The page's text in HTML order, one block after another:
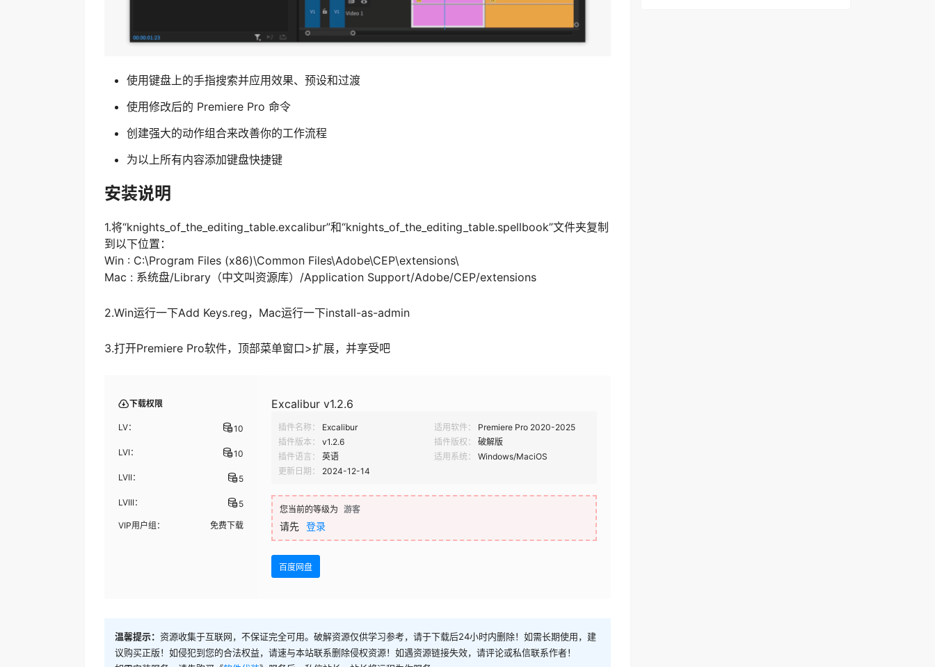
使用键盘上的手指搜索并应用效果、预设和过渡
使用修改后的 Premiere Pro 命令
创建强大的动作组合来改善你的工作流程
为以上所有内容添加键盘快捷键
安装说明
1.将“knights_of_the_editing_table.excalibur”和“knights_of_the_editing_table.spellbook”文件夹复制
到以下位置：
Win : C:\Program Files (x86)\Common Files\Adobe\CEP\extensions\
Mac : 系统盘/Library（中文叫资源库）/Application Support/Adobe/CEP/extensions
2.Win运行一下Add Keys.reg，Mac运行一下install-as-admin
3.打开Premiere Pro软件，顶部菜单窗口>扩展，并享受吧
下载权限
LV： 10
LVI： 10
LVII： 5
LVIII： 5
VIP用户组： 免费下载
Excalibur v1.2.6
插件名称： Excalibur 适用软件：
Premiere Pro 2020-2025
插件版本：
v1.2.6 插件版权：
破解版
插件语言：
英语 适用系统：
Windows/MaciOS
更新日期：
2024-12-14
您当前的等级为 游客
请先 登录
百度网盘
温馨提示： 资源收集于互联网，不保证完全可用。破解资源仅供学习参考，请于下载后24小时内删除！如需长期使用，建
议购买正版！如侵犯到您的合法权益，请速与本站联系删除侵权资源！如遇资源链接失效，请评论或私信联系作者！